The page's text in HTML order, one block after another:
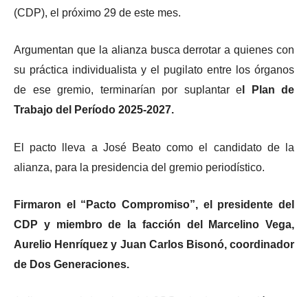
(CDP), el próximo 29 de este mes.
Argumentan que la alianza busca derrotar a quienes con
su práctica individualista y el pugilato entre los órganos
de ese gremio, terminarían por suplantar e l Plan de
Trabajo del Período 2025-2027.
El pacto lleva a José Beato como el candidato de la
alianza, para la presidencia del gremio periodístico.
Firmaron el “Pacto Compromiso”, el presidente del
CDP y miembro de la facción del Marcelino Vega,
Aurelio Henríquez y Juan Carlos Bisonó, coordinador
de Dos Generaciones.